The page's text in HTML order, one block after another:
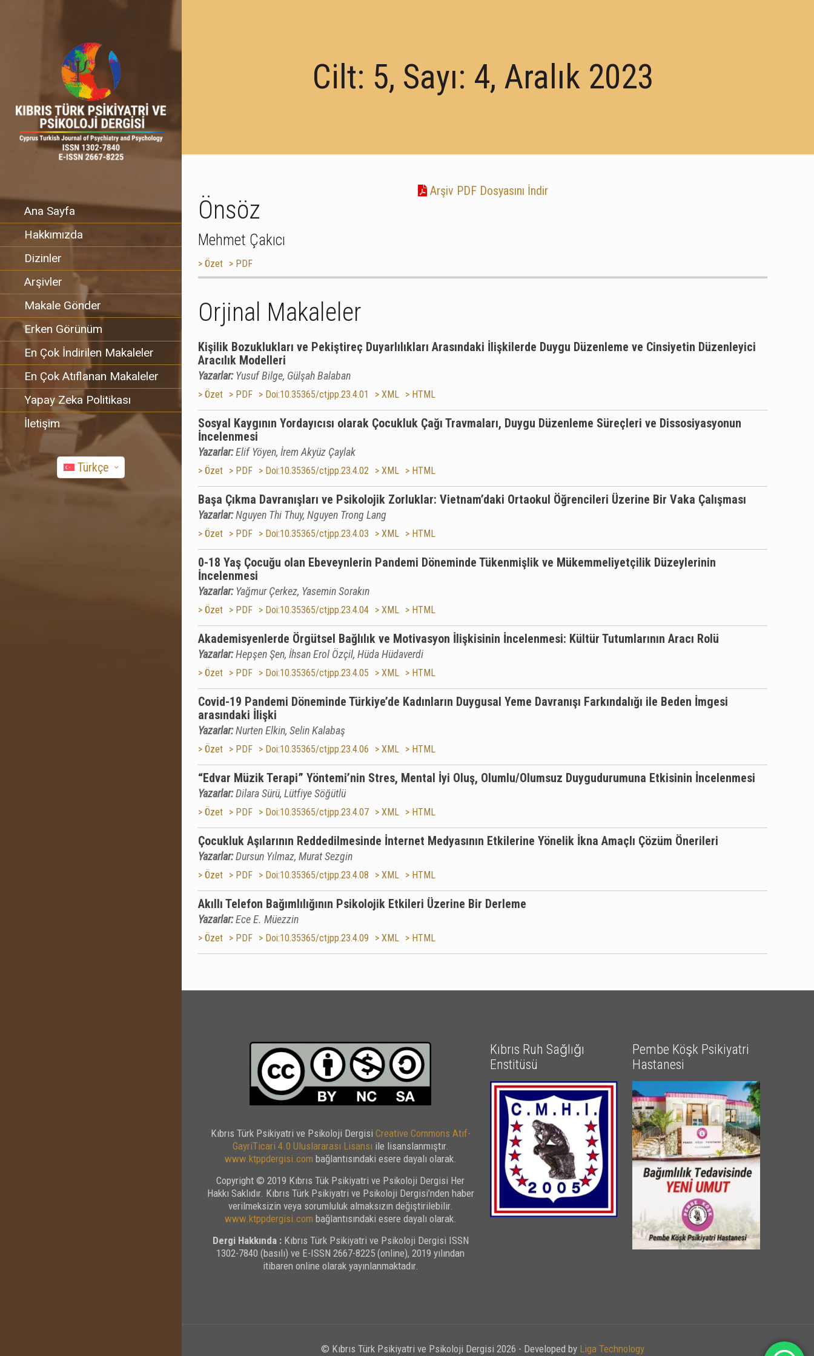
Ana Sayfa
Hakkımızda
Dizinler
Arşivler
Makale Gönder
Erken Görünüm
En Çok İndirilen Makaleler
En Çok Atıflanan Makaleler
Yapay Zeka Politikası
İletişim
Türkçe
Cilt: 5, Sayı: 4, Aralık 2023
Arşiv PDF Dosyasını İndir
Önsöz
Mehmet Çakıcı
> Özet > PDF
Orjinal Makaleler
Kişilik Bozuklukları ve Pekiştireç Duyarlılıkları Arasındaki İlişkilerde Duygu Düzenleme ve Cinsiyetin Düzenleyici
Aracılık Modelleri
Yazarlar:Yusuf Bilge, Gülşah Balaban
> Özet > PDF > Doi:10.35365/ctjpp.23.4.01 > XML > HTML
Sosyal Kaygının Yordayıcısı olarak Çocukluk Çağı Travmaları, Duygu Düzenleme Süreçleri ve Dissosiyasyonun
İncelenmesi
Yazarlar:Elif Yöyen, İrem Akyüz Çaylak
> Özet > PDF > Doi:10.35365/ctjpp.23.4.02 > XML > HTML
Başa Çıkma Davranışları ve Psikolojik Zorluklar: Vietnam’daki Ortaokul Öğrencileri Üzerine Bir Vaka Çalışması
Yazarlar:Nguyen Thi Thuy, Nguyen Trong Lang
> Özet > PDF > Doi:10.35365/ctjpp.23.4.03 > XML > HTML
0-18 Yaş Çocuğu olan Ebeveynlerin Pandemi Döneminde Tükenmişlik ve Mükemmeliyetçilik Düzeylerinin
İncelenmesi
Yazarlar:Yağmur Çerkez, Yasemin Sorakın
> Özet > PDF > Doi:10.35365/ctjpp.23.4.04 > XML > HTML
Akademisyenlerde Örgütsel Bağlılık ve Motivasyon İlişkisinin İncelenmesi: Kültür Tutumlarının Aracı Rolü
Yazarlar:Hepşen Şen, İhsan Erol Özçil, Hüda Hüdaverdi
> Özet > PDF > Doi:10.35365/ctjpp.23.4.05 > XML > HTML
Covid-19 Pandemi Döneminde Türkiye’de Kadınların Duygusal Yeme Davranışı Farkındalığı ile Beden İmgesi
arasındaki İlişki
Yazarlar:Nurten Elkin, Selin Kalabaş
> Özet > PDF > Doi:10.35365/ctjpp.23.4.06 > XML > HTML
“Edvar Müzik Terapi” Yöntemi’nin Stres, Mental İyi Oluş, Olumlu/Olumsuz Duygudurumuna Etkisinin İncelenmesi
Yazarlar:Dilara Sürü, Lütfiye Söğütlü
> Özet > PDF > Doi:10.35365/ctjpp.23.4.07 > XML > HTML
Çocukluk Aşılarının Reddedilmesinde İnternet Medyasının Etkilerine Yönelik İkna Amaçlı Çözüm Önerileri
Yazarlar:Dursun Yılmaz, Murat Sezgin
> Özet > PDF > Doi:10.35365/ctjpp.23.4.08 > XML > HTML
Akıllı Telefon Bağımlılığının Psikolojik Etkileri Üzerine Bir Derleme
Yazarlar:Ece E. Müezzin
> Özet > PDF > Doi:10.35365/ctjpp.23.4.09 > XML > HTML
Kıbrıs Türk Psikiyatri ve Psikoloji Dergisi Creative Commons Atıf-
GayriTicari 4.0 Uluslararası Lisansı ile lisanslanmıştır.
www.ktppdergisi.com bağlantısındaki esere dayalı olarak.
Copyright © 2019 Kıbrıs Tük Psikiyatri ve Psikoloji Dergisi Her
Hakkı Saklıdır. Kıbrıs Türk Psikiyatri ve Psikoloji Dergisi’nden haber
verilmeksizin veya sorumluluk almaksızın değiştirilebilir.
www.ktppdergisi.com bağlantısındaki esere dayalı olarak.
Dergi Hakkında : Kıbrıs Türk Psikiyatri ve Psikoloji Dergisi ISSN
1302-7840 (basılı) ve E-ISSN 2667-8225 (online), 2019 yılından
itibaren online olarak yayınlanmaktadır.
Kıbrıs Ruh Sağlığı
Enstitüsü
Pembe Köşk Psikiyatri
Hastanesi
© Kıbrıs Türk Psikiyatri ve Psikoloji Dergisi 2026 - Developed by Liga Technology